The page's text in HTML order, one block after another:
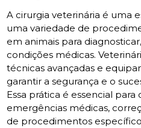
A cirurgia veterinária é uma
uma variedade de
em animais para
condições médicas.
técnicas avançadas e
garantir a segurança e o
Essa prática é essencial
emergências médicas,
de procedimentos